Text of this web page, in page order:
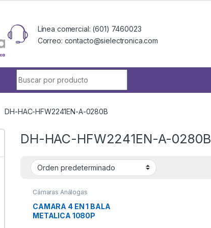
Línea comercial: (601) 7460023
Correo: contacto@sielectronica.com
DH-HAC-HFW2241EN-A-0280B
DH-HAC-HFW2241EN-A-0280B
Cámaras Análogas
CAMARA 4 EN 1 BALA
METALICA 1080P